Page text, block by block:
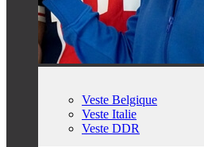
Veste Belgique
Veste Italie
Veste DDR